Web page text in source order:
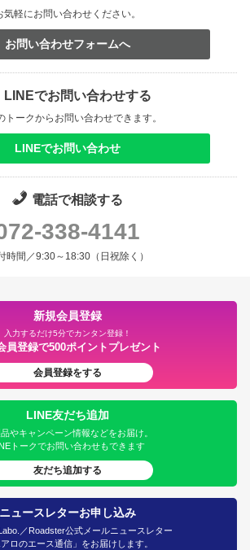
気軽にお問い合わせください。
お問い合わせフォームへ
LINEでお問い合わせする
トークからお問い合わせできます。
LINEでお問い合わせ
電話で相談する
338-4141
時間／9:30～18:30（日祝除く）
新規会員登録
入力するだけ5分でカンタン登録！
員登録で500ポイントプレゼント
会員登録をする
LINE友だち追加
やキャンペーン情報などをお届け。
トークでお問い合わせもできます
友だち追加する
ニュースレターお申し込み
／Roadster公式メールニュースレター
アロのエース通信」をお届けします。